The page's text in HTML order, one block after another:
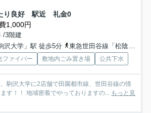
り良好 駅近 礼金0
1,000円
/3階建
沢大学」駅 徒歩5分
東急世田谷線「松陰神社前」駅 徒歩15分
ファイバー 敷地内ごみ置き場 公共下水
駒沢大学に2店舗で田園都市線、世田谷線の情
す！！ 地域密着でやっておりますの...
もっと見